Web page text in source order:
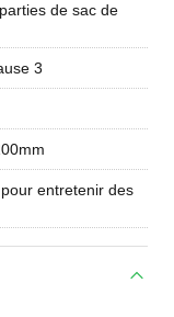
de sac de
3
entretenir des